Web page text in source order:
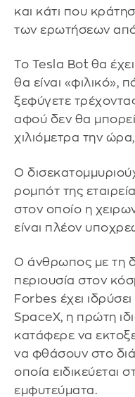
και κάτι που
των ερωτήσεων από
Το Tesla Bot θα
θα είναι «φιλικό»,
ξεφύγετε
αφού δεν θα
χιλιόμετρα την
Ο
ρομπότ της
στον οποίο η
είναι πλέον
Ο άνθρωπος με τη
περιουσία στον
Forbes έχει
SpaceX, η πρώτη
κατάφερε να
να φθάσουν στο
οποία ειδικεύεται
εμφυτεύματα.